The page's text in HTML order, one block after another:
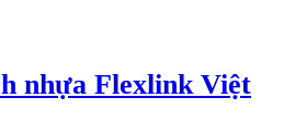
nhựa Flexlink Việt